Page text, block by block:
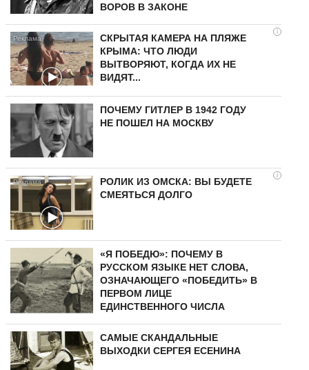
ВОРОВ В ЗАКОНЕ
i
СКРЫТАЯ КАМЕРА НА ПЛЯЖЕ
КРЫМА: ЧТО ЛЮДИ
ВЫТВОРЯЮТ, КОГДА ИХ НЕ
ВИДЯТ...
ПОЧЕМУ ГИТЛЕР В 1942 ГОДУ
НЕ ПОШЕЛ НА МОСКВУ
i
РОЛИК ИЗ ОМСКА: ВЫ БУДЕТЕ
СМЕЯТЬСЯ ДОЛГО
«Я ПОБЕДЮ»: ПОЧЕМУ В
РУССКОМ ЯЗЫКЕ НЕТ СЛОВА,
ОЗНАЧАЮЩЕГО «ПОБЕДИТЬ» В
ПЕРВОМ ЛИЦЕ
ЕДИНСТВЕННОГО ЧИСЛА
САМЫЕ СКАНДАЛЬНЫЕ
ВЫХОДКИ СЕРГЕЯ ЕСЕНИНА